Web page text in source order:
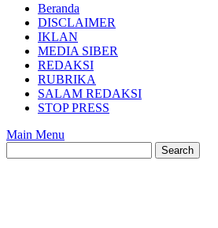
Beranda
DISCLAIMER
IKLAN
MEDIA SIBER
REDAKSI
RUBRIKA
SALAM REDAKSI
STOP PRESS
Main Menu